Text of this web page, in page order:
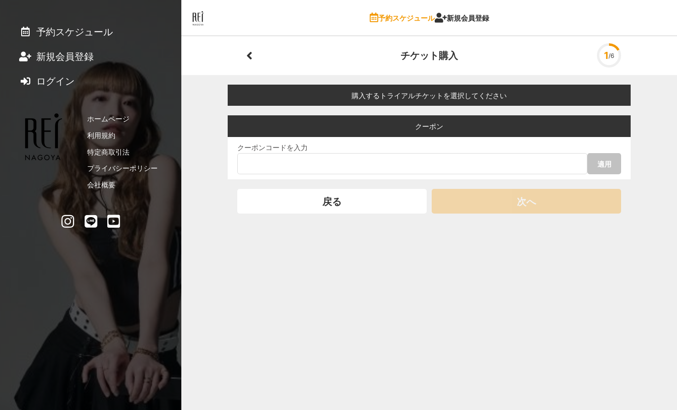
予約スケジュール 新規会員登録
チケット購入 1/6
購入するトライアルチケットを選択してください
クーポン
クーポンコードを入力
適用
次へ
戻る
予約スケジュール
新規会員登録
ログイン
ホームページ
利用規約
特定商取引法
プライバシーポリシー
会社概要